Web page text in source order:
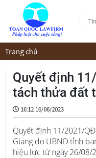
Trang chủ
Quyết định
tách thửa đất
16:12 16/06/2023
Quyết định 11/2021/
Giang do UBND tỉnh
hiệu lực từ ngày 26/08/